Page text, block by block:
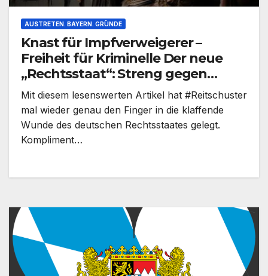
AUSTRETEN. BAYERN. GRÜNDE
Knast für Impfverweigerer –
Freiheit für Kriminelle Der neue
„Rechtsstaat“: Streng gegen
Kritiker, nachsichtig bei
Kriminellen
Mit diesem lesenswerten Artikel hat #Reitschuster
mal wieder genau den Finger in die klaffende
Wunde des deutschen Rechtsstaates gelegt.
Kompliment…